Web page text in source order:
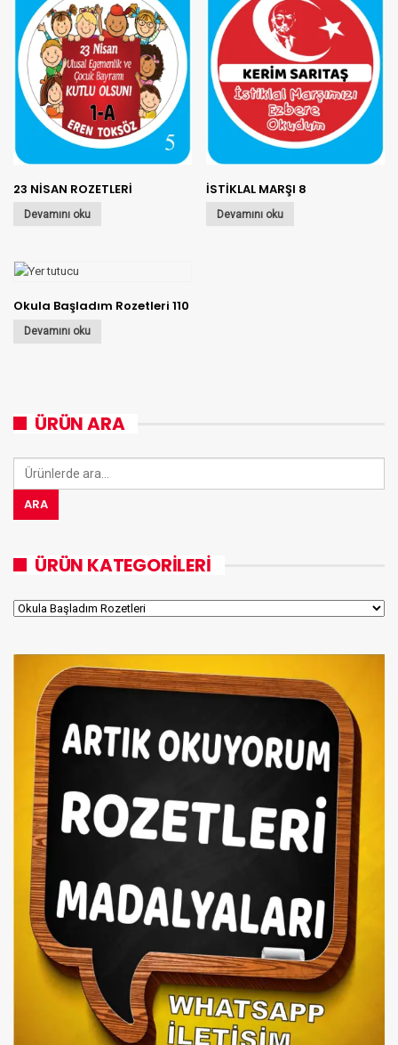
23 NİSAN ROZETLERİ
Devamını oku
İSTİKLAL MARŞI 8
Devamını oku
Okula Başladım Rozetleri 110
Devamını oku
ÜRÜN ARA
Ara:
ARA
ÜRÜN KATEGORILERI